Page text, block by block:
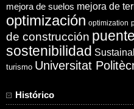
mejora de suelos mejora de
optimización optimization
de construcción puente
sostenibilidad
turismo Universitat
Histórico